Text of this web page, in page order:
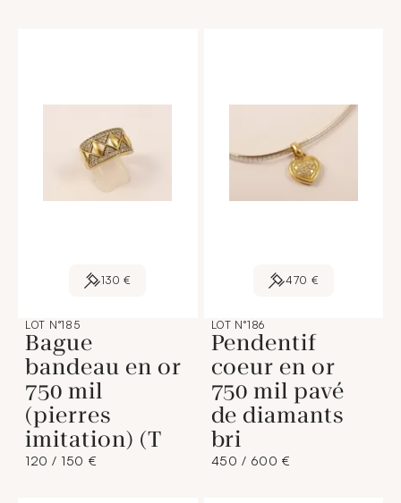
130 €
LOT N°185
Bague
bandeau en or
750 mil
(pierres
imitation) (T
120 / 150 €
470 €
LOT N°186
Pendentif
coeur en or
750 mil pavé
de diamants
bri
450 / 600 €